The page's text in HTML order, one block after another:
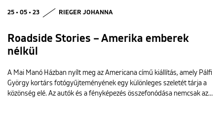
25 • 05 • 23 RIEGER JOHANNA
Roadside Stories – Amerika emberek
nélkül
A Mai Manó Házban nyílt meg az Americana című kiállítás, amely Pálfi
György kortárs fotógyűjteményének egy különleges szeletét tárja a
közönség elé. Az autók és a fényképezés összefonódása nemcsak az…